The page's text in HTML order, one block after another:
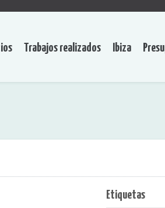
Trabajos realizados Ibiza
Etiquetas